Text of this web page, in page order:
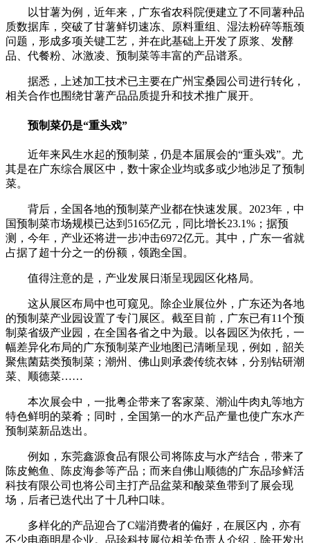
以甘薯为例，近年来，广东省农科院便建立了不同薯种品
质数据库，突破了甘薯鲜切速冻、原料重组、湿法粉碎等瓶颈
问题，形成多项关键工艺，并在此基础上开发了原浆、发酵
品、代餐粉、冰激凌、预制菜等丰富的产品谱系。
据悉，上述加工技术已主要在广州宝桑园公司进行转化，
相关合作也围绕甘薯产品品质提升和技术推广展开。
预制菜仍是“重头戏”
近年来风生水起的预制菜，仍是本届展会的“重头戏”。尤
其是在广东综合展区中，数十家企业均或多或少地涉足了预制
菜。
背后，全国各地的预制菜产业都在快速发展。2023年，中
国预制菜市场规模已达到5165亿元，同比增长23.1%；据预
测，今年，产业还将进一步冲击6972亿元。其中，广东一省就
占据了超十分之一的份额，领跑全国。
值得注意的是，产业发展日渐呈现园区化格局。
这从展区布局中也可窥见。除企业展位外，广东还为各地
的预制菜产业园设置了专门展区。截至目前，广东已有11个预
制菜省级产业园，在全国各省之中为最。以各园区为依托，一
幅差异化布局的广东预制菜产业地图已清晰呈现，例如，韶关
聚焦菌菇类预制菜；潮州、佛山则承袭传统衣钵，分别钻研潮
菜、顺德菜……
本次展会中，一批粤企带来了客家菜、潮汕牛肉丸等地方
特色鲜明的菜肴；同时，全国第一的水产品产量也使广东水产
预制菜新品迭出。
例如，东莞鑫源食品有限公司将陈皮与水产结合，带来了
陈皮鲍鱼、陈皮海参等产品；而来自佛山顺德的广东品珍鲜活
科技有限公司也将公司主打产品盆菜和酸菜鱼带到了展会现
场，后者已迭代出了十几种口味。
多样化的产品迎合了C端消费者的偏好，在展区内，亦有
不少电商明星企业。品珍科技展位相关负责人介绍，除开发出